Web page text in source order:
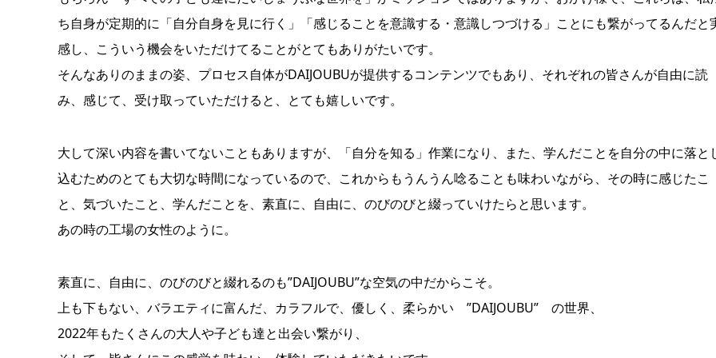
ち自身が定期的に「自分自身を見に行く」「感じることを意識する・意識しつづける」ことにも繋がってるんだと
感し、こういう機会をいただけてることがとてもありがたいです。
そんなありのままの姿、プロセス自体がDAIJOUBUが提供するコンテンツでもあり、それぞれの皆さんが自由に読
み、感じて、受け取っていただけると、とても嬉しいです。
大して深い内容を書いてないこともありますが、「自分を知る」作業になり、また、学んだことを自分の中に落と
込むためのとても大切な時間になっているので、これからもうんうん唸ることも味わいながら、その時に感じたこ
と、気づいたこと、学んだことを、素直に、自由に、のびのびと綴っていけたらと思います。
あの時の工場の女性のように。
素直に、自由に、のびのびと綴れるのも”DAIJOUBU”な空気の中だからこそ。
上も下もない、バラエティに富んだ、カラフルで、優しく、柔らかい ”DAIJOUBU” の世界、
2022年もたくさんの大人や子ども達と出会い繋がり、